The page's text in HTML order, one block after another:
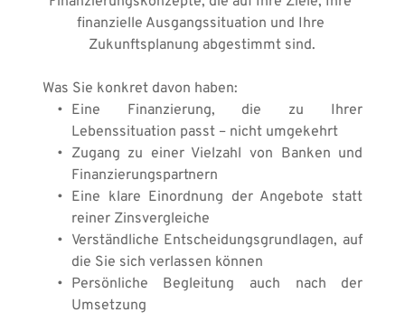
finanzielle Ausgangssituation und Ihre
Zukunftsplanung abgestimmt sind.
Was Sie konkret davon haben:
Eine Finanzierung, die zu Ihrer
Lebenssituation passt – nicht umgekehrt
Zugang zu einer Vielzahl von Banken und
Finanzierungspartnern
Eine klare Einordnung der Angebote statt
reiner Zinsvergleiche
Verständliche Entscheidungsgrundlagen, auf
die Sie sich verlassen können
Persönliche Begleitung auch nach der
Umsetzung